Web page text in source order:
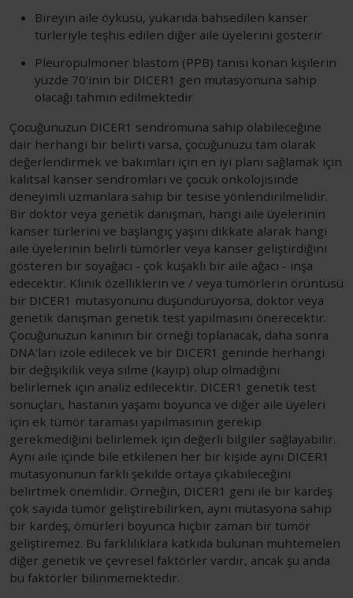
Bireyin aile öyküsü, yukarıda bahsedilen kanser
türleriyle teşhis edilen diğer aile üyelerini gösterir
Pleuropulmoner blastom (PPB) tanısı konan kişilerin
yüzde 70'inin bir DICER1 gen mutasyonuna sahip
olacağı tahmin edilmektedir
Çocuğunuzun DICER1 sendromuna sahip olabileceğine
dair herhangi bir belirti varsa, çocuğunuzu tam olarak
değerlendirmek ve bakımları için en iyi planı sağlamak için
kalıtsal kanser sendromları ve çocuk onkolojisinde
deneyimli uzmanlara sahip bir tesise yönlendirilmelidir.
Bir doktor veya genetik danışman, hangi aile üyelerinin
kanser türlerini ve başlangıç ​​yaşını dikkate alarak hangi
aile üyelerinin belirli tümörler veya kanser geliştirdiğini
gösteren bir soyağacı - çok kuşaklı bir aile ağacı - inşa
edecektir. Klinik özelliklerin ve / veya tümörlerin örüntüsü
bir DICER1 mutasyonunu düşündürüyorsa, doktor veya
genetik danışman genetik test yapılmasını önerecektir.
Çocuğunuzun kanının bir örneği toplanacak, daha sonra
DNA'ları izole edilecek ve bir DICER1 geninde herhangi
bir değişikilik veya silme (kayıp) olup olmadığını
belirlemek için analiz edilecektir. DICER1 genetik test
sonuçları, hastanın yaşamı boyunca ve diğer aile üyeleri
için ek tümör taraması yapılmasının gerekip
gerekmediğini belirlemek için değerli bilgiler sağlayabilir.
Aynı aile içinde bile etkilenen her bir kişide aynı DICER1
mutasyonunun farklı şekilde ortaya çıkabileceğini
belirtmek önemlidir. Örneğin, DICER1 geni ile bir kardeş
çok sayıda tümör geliştirebilirken, aynı mutasyona sahip
bir kardeş, ömürleri boyunca hiçbir zaman bir tümör
geliştiremez. Bu farklılıklara katkıda bulunan muhtemelen
diğer genetik ve çevresel faktörler vardır, ancak şu anda
bu faktörler bilinmemektedir.